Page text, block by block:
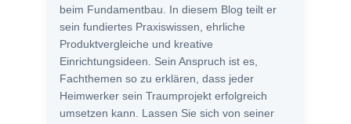
beim Fundamentbau. In diesem Blog teilt er
sein fundiertes Praxiswissen, ehrliche
Produktvergleiche und kreative
Einrichtungsideen. Sein Anspruch ist es,
Fachthemen so zu erklären, dass jeder
Heimwerker sein Traumprojekt erfolgreich
umsetzen kann. Lassen Sie sich von seiner